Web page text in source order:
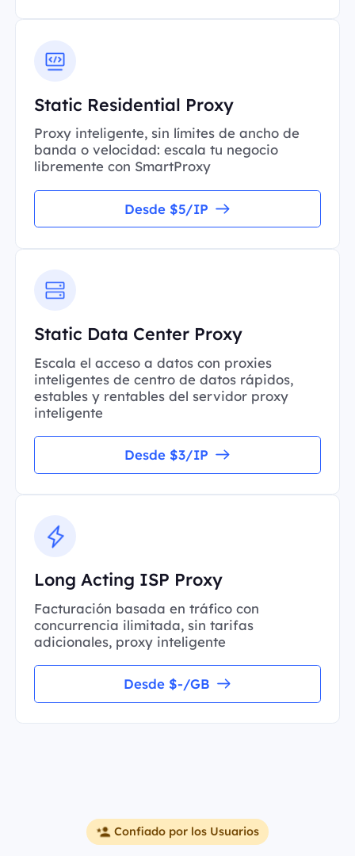
Static Residential Proxy
Proxy inteligente, sin límites de ancho de
banda o velocidad: escala tu negocio
libremente con SmartProxy
Desde $5/IP
Static Data Center Proxy
Escala el acceso a datos con proxies
inteligentes de centro de datos rápidos,
estables y rentables del servidor proxy
inteligente
Desde $3/IP
Long Acting ISP Proxy
Facturación basada en tráfico con
concurrencia ilimitada, sin tarifas
adicionales, proxy inteligente
Desde $-/GB
Confiado por los Usuarios